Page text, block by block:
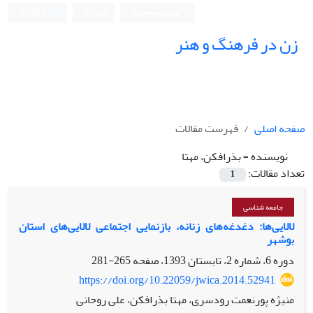
زن در فرهنگ و هنر
صفحه اصلی
فهرست مقالات
نویسنده =بذرافکن، مهتا
تعداد مقالات:
1
جامعه شناسی
لالایی‌ها: دغدغه‌های زنانه، بازنمایی اجتماعی لالایی‌های استان
بوشهر
دوره 6، شماره 2، تابستان 1393، صفحه
265-281
https://doi.org/10.22059/jwica.2014.52941
منیژه پورنعمت رودسری، مهتا بذرافکن، علی روحانی